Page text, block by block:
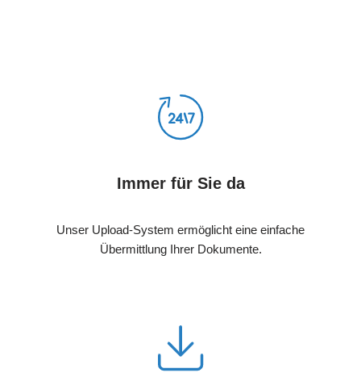
Immer für Sie da
Unser Upload-System ermöglicht eine einfache
Übermittlung Ihrer Dokumente.